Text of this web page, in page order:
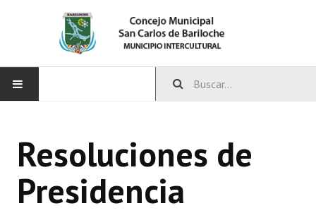
CONCEJO
Bloques Políticos
Resoluciones de
Presidencia